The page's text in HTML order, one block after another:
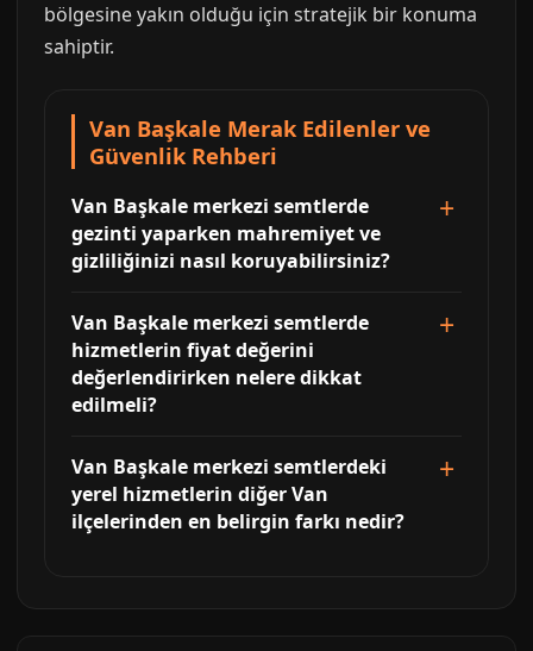
bölgesine yakın olduğu için stratejik bir konuma
sahiptir.
Van Başkale Merak Edilenler ve
Güvenlik Rehberi
Van Başkale merkezi semtlerde
gezinti yaparken mahremiyet ve
gizliliğinizi nasıl koruyabilirsiniz?
Van Başkale merkezi semtlerde
hizmetlerin fiyat değerini
değerlendirirken nelere dikkat
edilmeli?
Van Başkale merkezi semtlerdeki
yerel hizmetlerin diğer Van
ilçelerinden en belirgin farkı nedir?